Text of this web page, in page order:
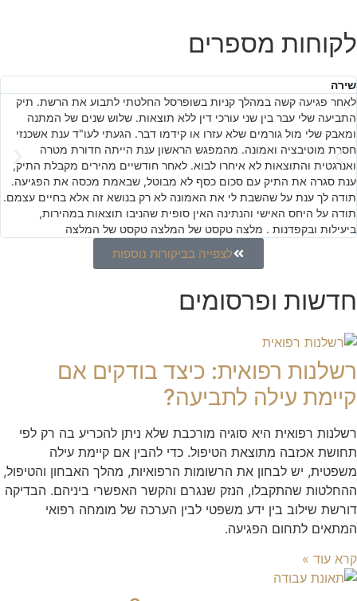
לקוחות מספרים
שירה
לאחר פגיעה קשה במהלך קניות בשופרסל החלטתי לתבוע את הרשת. תיק
התביעה שלי עבר בין שני עורכי דין ללא תוצאות. שלוש שנים של המתנה
ומאבק שלי מול גורמים שלא עזרו או קידמו דבר. הגעתי לעו"ד ענת אשכנזי
חסרת מוטיבציה ואמונה. מהמפגש הראשון ענת הייתה חדורת מטרה
ואנרגטית והתוצאות לא איחרו לבוא. לאחר חודשיים מהירים מקבלת התיק,
ענת סגרה את התיק עם סכום כסף לא מבוטל, שבאמת מכסה את הפגיעה.
תודה לך ענת על שהשבת לי את האמונה לא רק בנושא זה אלא בחיים עצמם.
תודה על היחס האישי והנתינה האין סופית שהניבו תוצאות במהירות,
ביעילות ובקפדנות . מלצה טקסט של המלצה טקסט של המלצה
לצפייה בביקורות נוספות
חדשות ופרסומים
רשלנות רפואית: כיצד בודקים אם
קיימת עילה לתביעה?
רשלנות רפואית היא סוגיה מורכבת שלא ניתן להכריע בה רק לפי
תחושת אכזבה מתוצאת הטיפול. כדי להבין אם קיימת עילה
משפטית, יש לבחון את הרשומות הרפואיות, מהלך האבחון והטיפול,
ההחלטות שהתקבלו, הנזק שנגרם והקשר האפשרי ביניהם. הבדיקה
דורשת שילוב בין ידע משפטי לבין הערכה של מומחה רפואי
המתאים לתחום הפגיעה.
קרא עוד »